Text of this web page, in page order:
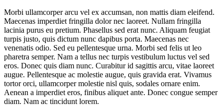
Morbi ullamcorper arcu vel ex accumsan, non mattis diam eleifend.
Maecenas imperdiet fringilla dolor nec laoreet. Nullam fringilla
lacinia purus eu pretium. Phasellus sed erat nunc. Aliquam feugiat
turpis justo, quis dictum nunc dapibus porta. Maecenas nec
venenatis odio. Sed eu pellentesque urna. Morbi sed felis ut leo
pharetra semper. Nam a tellus nec turpis vestibulum luctus vel sed
eros. Donec quis diam nunc. Curabitur id sagittis arcu, vitae laoreet
augue. Pellentesque ac molestie augue, quis gravida erat. Vivamus
tortor orci, ullamcorper molestie nisl quis, sodales ornare enim.
Aenean a imperdiet eros, finibus aliquet ante. Donec congue semper
diam. Nam ac tincidunt lorem.